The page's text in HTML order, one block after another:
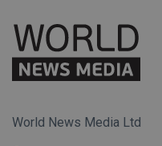
World News Media Ltd